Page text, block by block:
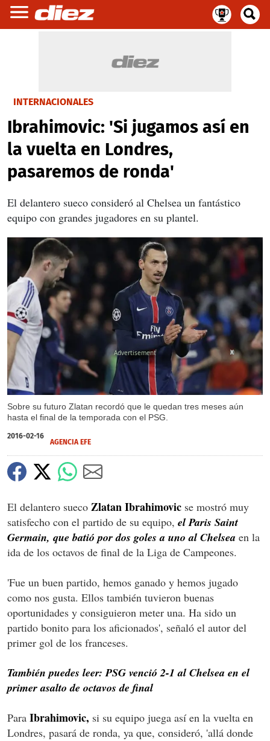
INTERNACIONALES
Ibrahimovic: 'Si jugamos así en
la vuelta en Londres,
pasaremos de ronda'
El delantero sueco consideró al Chelsea un fantástico
equipo con grandes jugadores en su plantel.
Sobre su futuro Zlatan recordó que le quedan tres meses aún
hasta el final de la temporada con el PSG.
X
2016-02-16
AGENCIA EFE
El delantero sueco Zlatan Ibrahimovic se mostró muy
satisfecho con el partido de su equipo, el Paris Saint
Germain, que batió por dos goles a uno al Chelsea en la
ida de los octavos de final de la Liga de Campeones.
'Fue un buen partido, hemos ganado y hemos jugado
como nos gusta. Ellos también tuvieron buenas
oportunidades y consiguieron meter una. Ha sido un
partido bonito para los aficionados', señaló el autor del
primer gol de los franceses.
También puedes leer: PSG venció 2-1 al Chelsea en el
primer asalto de octavos de final
Para Ibrahimovic, si su equipo juega así en la vuelta en
Londres, pasará de ronda, ya que, consideró, 'allá donde